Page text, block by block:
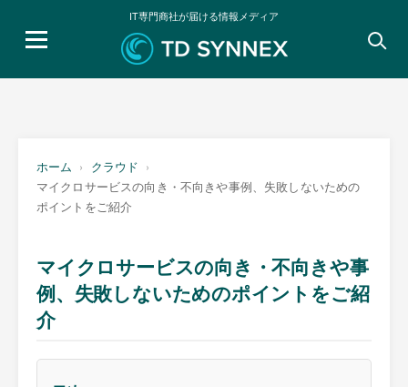
IT専門商社が届ける情報メディア
検
ホーム
クラウド
マイクロサービスの向き・不向きや事例、失敗しないための
ポイントをご紹介
マイクロサービスの向き・不向きや事
例、失敗しないためのポイントをご紹
介